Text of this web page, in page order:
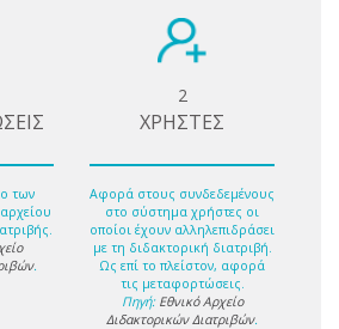
των
.
2
ΧΡΗΣΤΕΣ
Αφορά στους συνδεδεμένους
στο σύστημα χρήστες οι
οποίοι έχουν αλληλεπιδράσει
με τη διδακτορική διατριβή.
Ως επί το πλείστον, αφορά
τις μεταφορτώσεις.
Πηγή: Εθνικό Αρχείο
Διδακτορικών Διατριβών.